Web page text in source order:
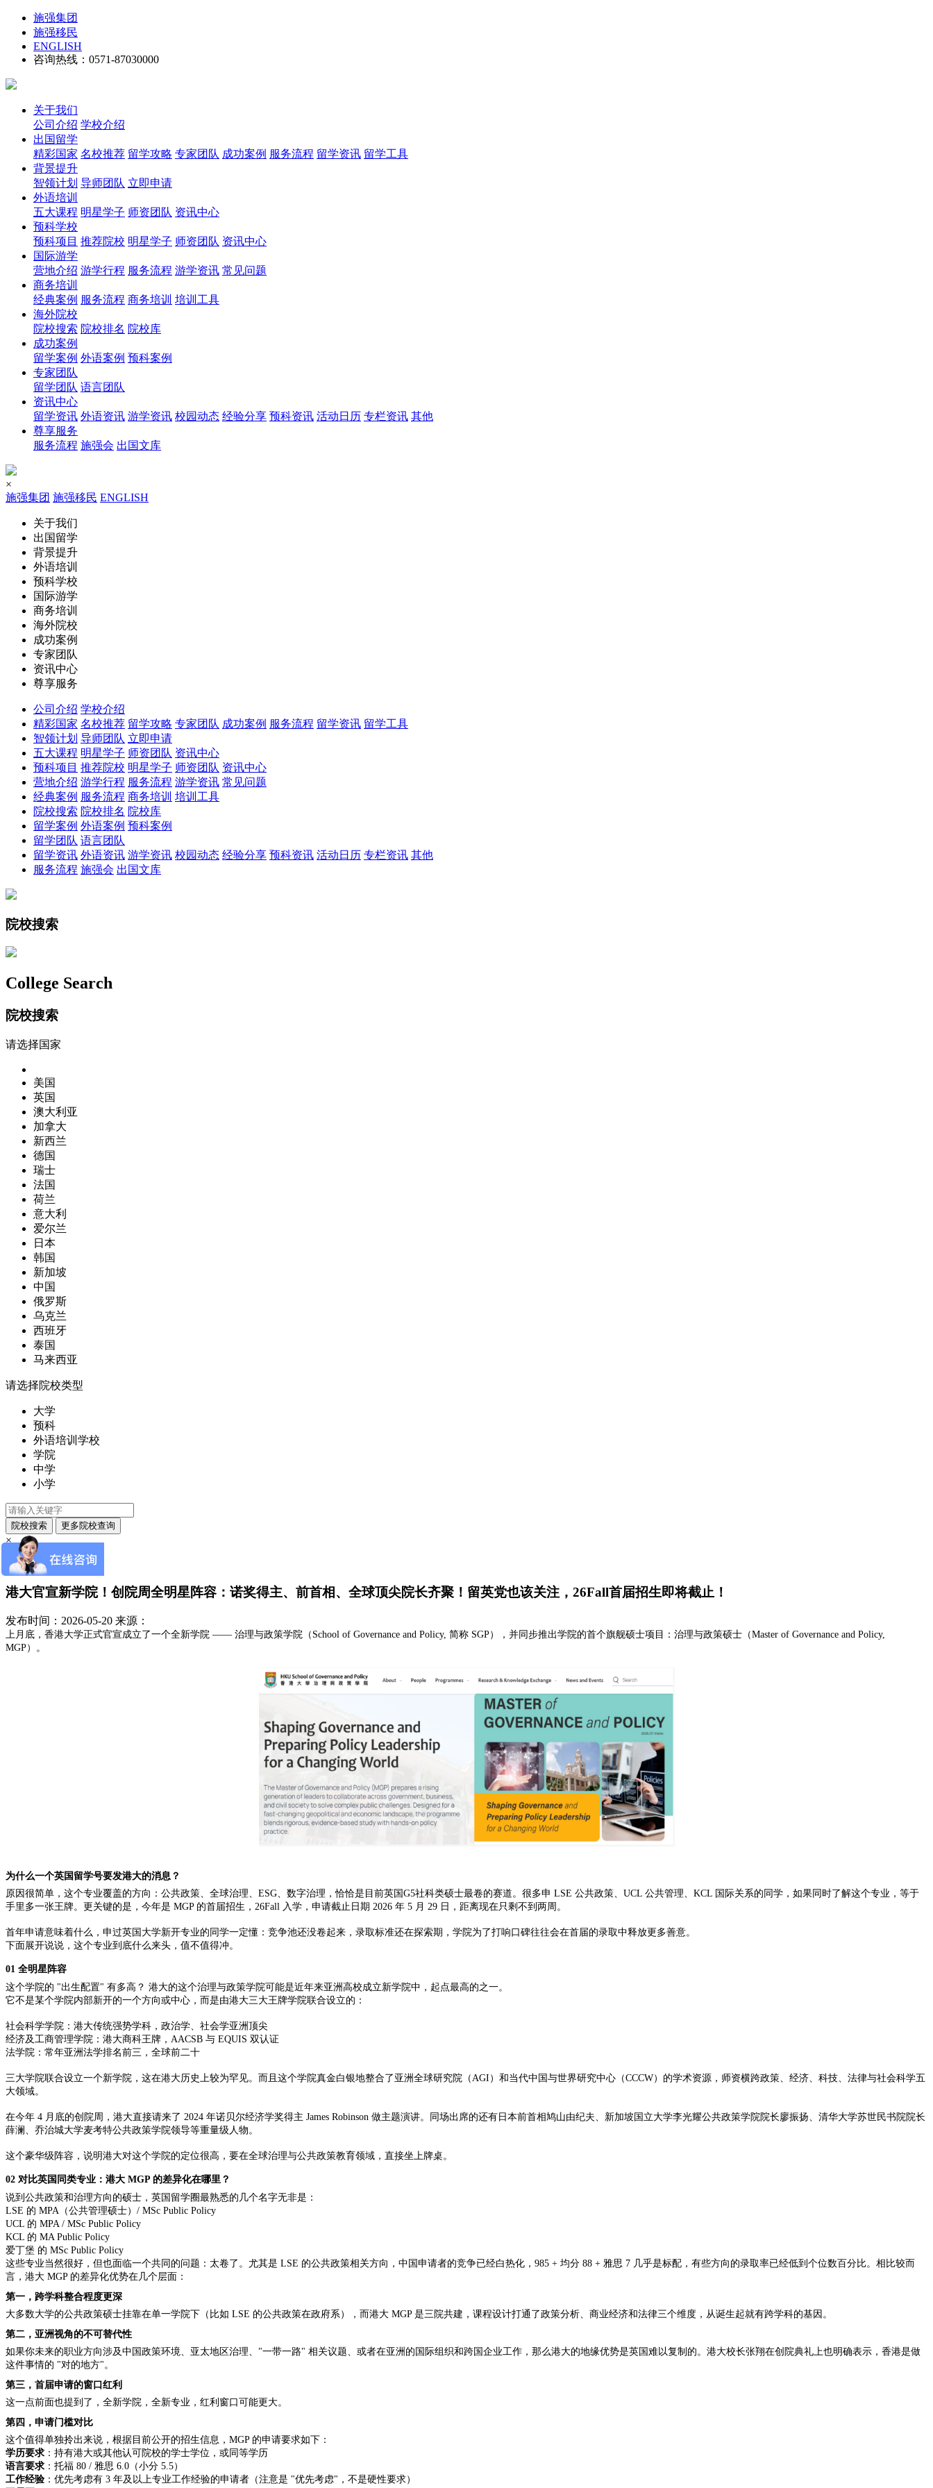
施强集团
施强移民
ENGLISH
咨询热线：0571-87030000
关于我们
公司介绍 学校介绍
出国留学
精彩国家 名校推荐 留学攻略 专家团队 成功案例 服务流程 留学资讯 留学工具
背景提升
智领计划 导师团队 立即申请
外语培训
五大课程 明星学子 师资团队 资讯中心
预科学校
预科项目 推荐院校 明星学子 师资团队 资讯中心
国际游学
营地介绍 游学行程 服务流程 游学资讯 常见问题
商务培训
经典案例 服务流程 商务培训 培训工具
海外院校
院校搜索 院校排名 院校库
成功案例
留学案例 外语案例 预科案例
专家团队
留学团队 语言团队
资讯中心
留学资讯 外语资讯 游学资讯 校园动态 经验分享 预科资讯 活动日历 专栏资讯 其他
尊享服务
服务流程 施强会 出国文库
×
施强集团 施强移民 ENGLISH
关于我们
出国留学
背景提升
外语培训
预科学校
国际游学
商务培训
海外院校
成功案例
专家团队
资讯中心
尊享服务
公司介绍 学校介绍
精彩国家 名校推荐 留学攻略 专家团队 成功案例 服务流程 留学资讯 留学工具
智领计划 导师团队 立即申请
五大课程 明星学子 师资团队 资讯中心
预科项目 推荐院校 明星学子 师资团队 资讯中心
营地介绍 游学行程 服务流程 游学资讯 常见问题
经典案例 服务流程 商务培训 培训工具
院校搜索 院校排名 院校库
留学案例 外语案例 预科案例
留学团队 语言团队
留学资讯 外语资讯 游学资讯 校园动态 经验分享 预科资讯 活动日历 专栏资讯 其他
服务流程 施强会 出国文库
院校搜索
College Search
院校搜索
请选择国家
美国
英国
澳大利亚
加拿大
新西兰
德国
瑞士
法国
荷兰
意大利
爱尔兰
日本
韩国
新加坡
中国
俄罗斯
乌克兰
西班牙
泰国
马来西亚
请选择院校类型
大学
预科
外语培训学校
学院
中学
小学
×
港大官宣新学院！创院周全明星阵容：诺奖得主、前首相、全球顶尖院长齐聚！留英党也该关注，26Fall首届招生即将截止！
发布时间：2026-05-20 来源：
上月底，香港大学正式官宣成立了一个全新学院 —— 治理与政策学院（School of Governance and Policy, 简称 SGP），并同步推出学院的首个旗舰硕士项目：治理与政策硕士（Master of Governance and Policy,
MGP）。
为什么一个英国留学号要发港大的消息？
原因很简单，这个专业覆盖的方向：公共政策、全球治理、 ESG、数字治理，恰恰是目前英国G5社科类硕士最卷的赛道。很多申 LSE 公共政策、UCL 公共管理、KCL 国际关系的同学，如果同时了解这个专业，等于
手里多一张王牌。更关键的是，今年是 MGP 的首届招生，26Fall 入学，申请截止日期 2026 年 5 月 29 日，距离现在只剩不到两周。
首年申请意味着什么，申过英国大学新开专业的同学一定懂：竞争池还没卷起来，录取标准还在探索期，学院为了打响口碑往往会在首届的录取中释放更多善意。
下面展开说说，这个专业到底什么来头，值不值得冲。
01 全明星阵容
这个学院的 "出生配置" 有多高？ 港大的这个治理与政策学院可能是近年来亚洲高校成立新学院中，起点最高的之一。
它不是某个学院内部新开的一个方向或中心，而是由港大三大王牌学院联合设立的：
社会科学学院：港大传统强势学科，政治学、社会学亚洲顶尖
经济及工商管理学院：港大商科王牌， AACSB 与 EQUIS 双认证
法学院：常年亚洲法学排名前三，全球前二十
三大学院联合设立一个新学院，这在港大历史上较为罕见。而且这个学院真金白银地整合了亚洲全球研究院（AGI）和当代中国与世界研究中心（CCCW）的学术资源，师资横跨政策、经济、科技、法律与社会科学五
大领域。
在今年 4 月底的创院周，港大直接请来了 2024 年诺贝尔经济学奖得主 James Robinson 做主题演讲。同场出席的还有日本前首相鸠山由纪夫、新加坡国立大学李光耀公共政策学院院长廖振扬、清华大学苏世民书院院长
薛澜、乔治城大学麦考特公共政策学院领导等重量级人物。
这个豪华级阵容，说明港大对这个学院的定位很高，要在全球治理与公共政策教育领域，直接坐上牌桌。
02 对比英国同类专业：港大 MGP 的差异化在哪里？
说到公共政策和治理方向的硕士，英国留学圈最熟悉的几个名字无非是：
LSE 的 MPA（公共管理硕士）/ MSc Public Policy
UCL 的 MPA / MSc Public Policy
KCL 的 MA Public Policy
爱丁堡 的 MSc Public Policy
这些专业当然很好，但也面临一个共同的问题：太卷了。尤其是 LSE 的公共政策相关方向，中国申请者的竞争已经白热化，985 + 均分 88 + 雅思 7 几乎是标配，有些方向的录取率已经低到个位数百分比。相比较而
言，港大 MGP 的差异化优势在几个层面：
第一，跨学科整合程度更深
大多数大学的公共政策硕士挂靠在单一学院下（比如 LSE 的公共政策在政府系），而港大 MGP 是三院共建，课程设计打通了政策分析、商业经济和法律三个维度，从诞生起就有跨学科的基因。
第二，亚洲视角的不可替代性
如果你未来的职业方向涉及中国政策环境、亚太地区治理、 "一带一路" 相关议题、或者在亚洲的国际组织和跨国企业工作，那么港大的地缘优势是英国难以复制的。港大校长张翔在创院典礼上也明确表示，香港是做
这件事情的 "对的地方"。
第三，首届申请的窗口红利
这一点前面也提到了，全新学院，全新专业，红利窗口可能更大。
第四，申请门槛对比
这个值得单独拎出来说，根据目前公开的招生信息， MGP 的申请要求如下：
学历要求 ：持有港大或其他认可院校的学士学位，或同等学历
语言要求 ：托福 80 / 雅思 6.0（小分 5.5）
工作经验 ：优先考虑有 3 年及以上专业工作经验的申请者（注意是 "优先考虑"，不是硬性要求）